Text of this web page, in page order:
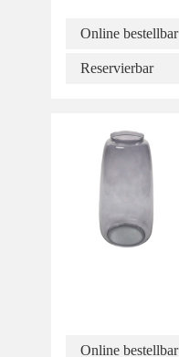
Online bestellbar
Reservierbar
Online bestellbar